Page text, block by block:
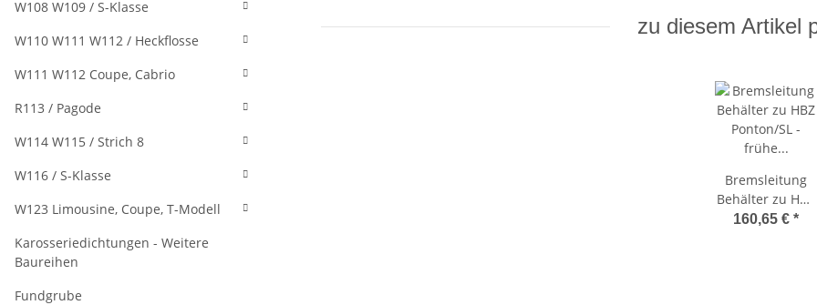
zu diesem Artikel
Bremsleitung
Behälter zu HBZ
Ponton/SL -
160,65 € *
W108 W109 / S-Klasse
W110 W111 W112 / Heckflosse
W111 W112 Coupe, Cabrio
R113 / Pagode
W114 W115 / Strich 8
W116 / S-Klasse
W123 Limousine, Coupe, T-Modell
Karosseriedichtungen - Weitere
Baureihen
Fundgrube